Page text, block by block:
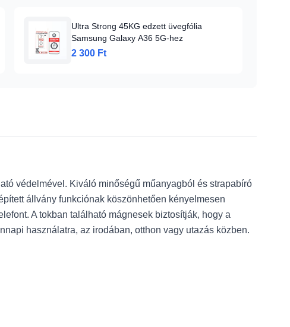
Ultra Strong 45KG edzett üvegfólia
Samsung Galaxy A36 5G-hez
2 300 Ft
védelmével. Kiváló minőségű műanyagból és strapabíró
állvány funkciónak köszönhetően kényelmesen
A tokban található mágnesek biztosítják, hogy a
használatra, az irodában, otthon vagy utazás közben.